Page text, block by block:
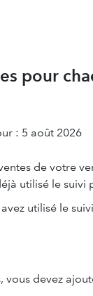
pour
: 5 août 2026
de votre
utilisé le suivi
utilisé le
devez